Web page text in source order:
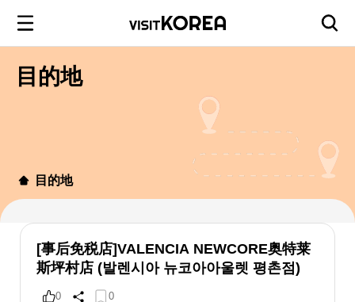
目的地
目的地
[事后免税店]VALENCIA NEWCORE奥特莱
斯坪村店 (발렌시아 뉴코아아울렛 평촌점)
0 0